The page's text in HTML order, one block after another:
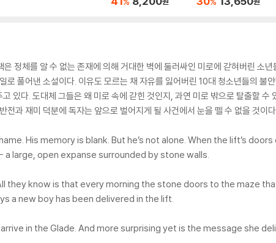
정체를 알 수 없는 존재에 의해 거대한 벽에 둘러싸인 미로에 갇혀버린 소년
풀어낸 소설이다. 이유도 모르는 채 자유를 잃어버린 10대 청소년들의 불
있다. 도대체 그들은 왜 미로 속에 갇힌 것인지, 과연 미로 밖으로 탈출할 수
과 재미 덕분에 독자는 앞으로 벌어지게 될 사건에서 눈을 뗄 수 없을 것이
His memory is blank. But he’s not alone. When the lift’s doors
large, open expanse surrounded by stone walls.
they know is that every morning the stone doors to the maze
a new boy has been delivered in the lift.
in the Glade. And more surprising yet is the message she